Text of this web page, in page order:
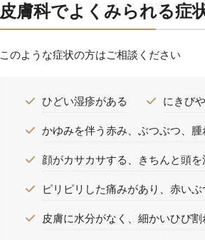
皮膚科でよくみられる症
このような症状の方はご相談ください
ひどい湿疹がある にきび
かゆみを伴う赤み、ぶつぶつ、腫
顔がカサカサする、きちんと頭
ピリピリした痛みがあり、赤い
皮膚に水分がなく、細かいひび割